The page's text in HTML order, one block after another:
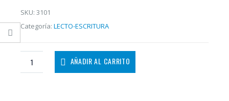
SKU: 3101
Categoría: LECTO-ESCRITURA
AÑADIR AL CARRITO